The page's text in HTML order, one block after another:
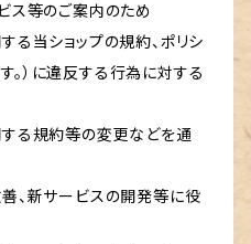
ビス等のご案内のため
る当ショップの規約、ポリシ
。）に違反する行為に対する
する規約等の変更などを通
善、新サービスの開発等に役